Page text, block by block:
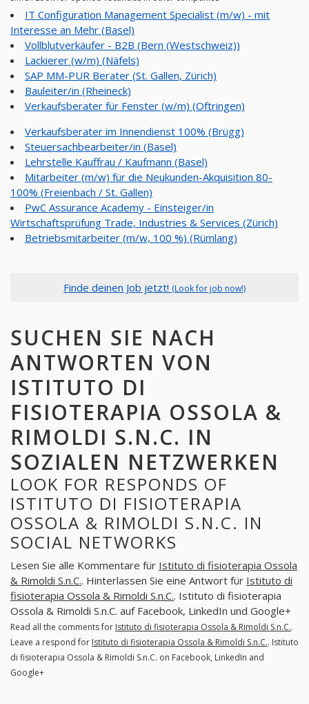
IT Configuration Management Specialist (m/w) - mit
Interesse an Mehr (Basel)
Vollblutverkäufer - B2B (Bern (Westschweiz))
Lackierer (w/m) (Näfels)
SAP MM-PUR Berater (St. Gallen, Zürich)
Bauleiter/in (Rheineck)
Verkaufsberater für Fenster (w/m) (Oftringen)
Verkaufsberater im Innendienst 100% (Brügg)
Steuersachbearbeiter/in (Basel)
Lehrstelle Kauffrau / Kaufmann (Basel)
Mitarbeiter (m/w) für die Neukunden-Akquisition 80-
100% (Freienbach / St. Gallen)
PwC Assurance Academy - Einsteiger/in
Wirtschaftsprüfung Trade, Industries & Services (Zürich)
Betriebsmitarbeiter (m/w, 100 %) (Rümlang)
Finde deinen Job jetzt! (Look for job now!)
SUCHEN SIE NACH
ANTWORTEN VON
ISTITUTO DI
FISIOTERAPIA OSSOLA &
RIMOLDI S.N.C. IN
SOZIALEN NETZWERKEN
LOOK FOR RESPONDS OF
ISTITUTO DI FISIOTERAPIA
OSSOLA & RIMOLDI S.N.C. IN
SOCIAL NETWORKS
Lesen Sie alle Kommentare für Istituto di fisioterapia Ossola
& Rimoldi S.n.C.. Hinterlassen Sie eine Antwort für Istituto di
fisioterapia Ossola & Rimoldi S.n.C.. Istituto di fisioterapia
Ossola & Rimoldi S.n.C. auf Facebook, LinkedIn und Google+
Read all the comments for Istituto di fisioterapia Ossola & Rimoldi S.n.C..
Leave a respond for Istituto di fisioterapia Ossola & Rimoldi S.n.C.. Istituto
di fisioterapia Ossola & Rimoldi S.n.C. on Facebook, LinkedIn and
Google+